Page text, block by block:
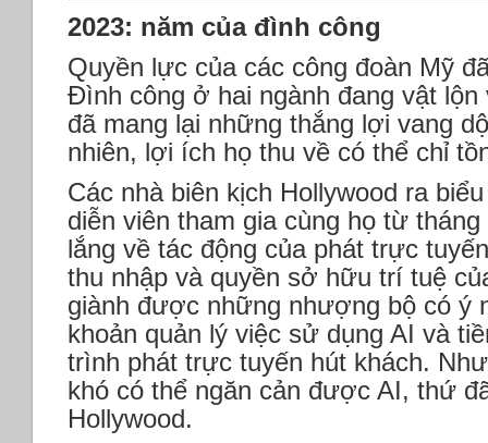
2023: năm của đình công
Quyền lực của các công đoàn Mỹ
Đình công ở hai ngành đang vật
đã mang lại những thắng lợi vang
nhiên, lợi ích họ thu về có thể chỉ
Các nhà biên kịch Hollywood ra
diễn viên tham gia cùng họ từ
lắng về tác động của phát trực
thu nhập và quyền sở hữu trí tuệ
giành được những nhượng bộ có ý
khoản quản lý việc sử dụng AI và
trình phát trực tuyến hút khách.
khó có thể ngăn cản được AI, thứ
Hollywood.